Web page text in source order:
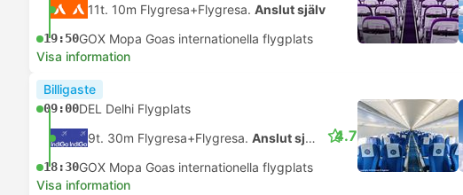
11t. 10m Flygresa+Flygresa. Anslut själv
19:50GOX Mopa Goas internationella flygplats
Visa information
Billigaste
09:00DEL Delhi Flygplats
9t. 30m Flygresa+Flygresa. Anslut själv
18:30GOX Mopa Goas internationella flygplats
4.7
Visa information